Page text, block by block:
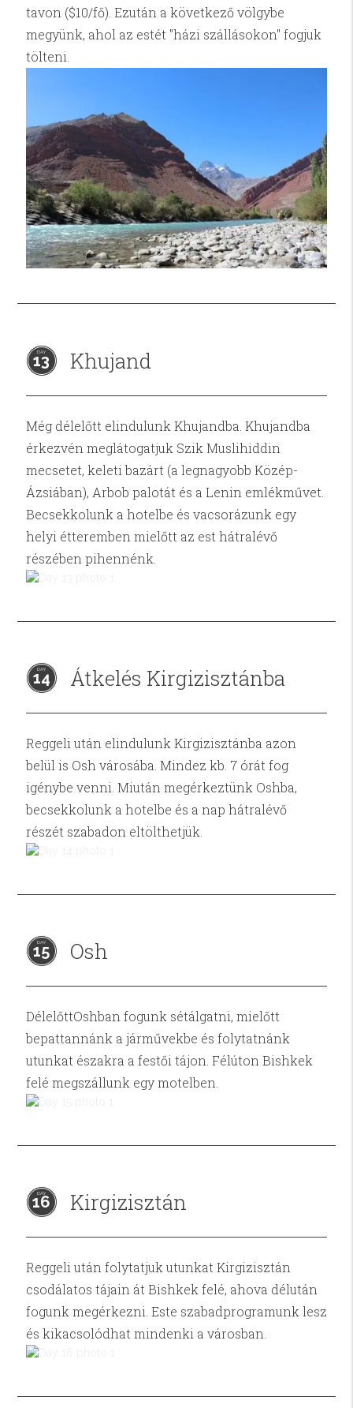
tavon ($10/fő). Ezután a következő völgybe
megyünk, ahol az estét "házi szállásokon" fogjuk
tölteni.
13 Khujand
Még délelőtt elindulunk Khujandba. Khujandba
érkezvén meglátogatjuk Szik Muslihiddin
mecsetet, keleti bazárt (a legnagyobb Közép-
Ázsiában), Arbob palotát és a Lenin emlékművet.
Becsekkolunk a hotelbe és vacsorázunk egy
helyi étteremben mielőtt az est hátralévő
részében pihennénk.
14 Átkelés Kirgizisztánba
Reggeli után elindulunk Kirgizisztánba azon
belül is Osh városába. Mindez kb. 7 órát fog
igénybe venni. Miután megérkeztünk Oshba,
becsekkolunk a hotelbe és a nap hátralévő
részét szabadon eltölthetjük.
15 Osh
DélelőttOshban fogunk sétálgatni, mielőtt
bepattannánk a járművekbe és folytatnánk
utunkat északra a festői tájon. Félúton Bishkek
felé megszállunk egy motelben.
16 Kirgizisztán
Reggeli után folytatjuk utunkat Kirgizisztán
csodálatos tájain át Bishkek felé, ahova délután
fogunk megérkezni. Este szabadprogramunk lesz
és kikacsolódhat mindenki a városban.